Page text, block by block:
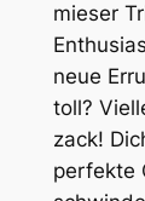
mieser
neue
toll?
zack!
perfekte